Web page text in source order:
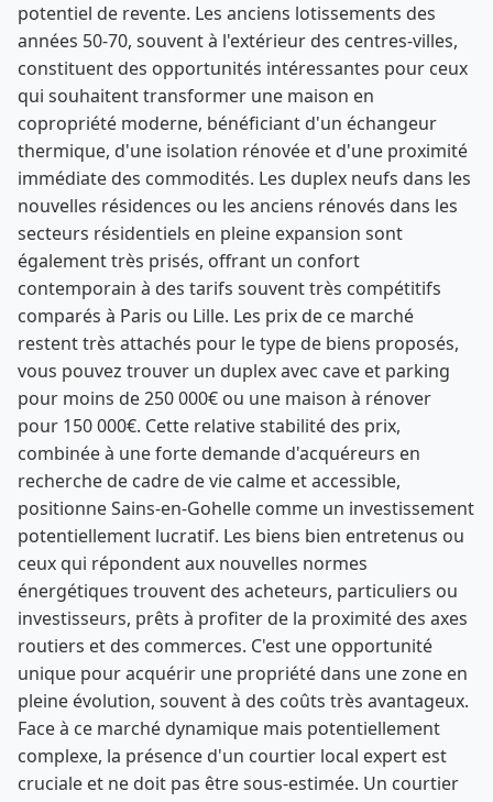
potentiel de revente. Les anciens lotissements des
années 50-70, souvent à l'extérieur des centres-villes,
constituent des opportunités intéressantes pour ceux
qui souhaitent transformer une maison en
copropriété moderne, bénéficiant d'un échangeur
thermique, d'une isolation rénovée et d'une proximité
immédiate des commodités. Les duplex neufs dans les
nouvelles résidences ou les anciens rénovés dans les
secteurs résidentiels en pleine expansion sont
également très prisés, offrant un confort
contemporain à des tarifs souvent très compétitifs
comparés à Paris ou Lille. Les prix de ce marché
restent très attachés pour le type de biens proposés,
vous pouvez trouver un duplex avec cave et parking
pour moins de 250 000€ ou une maison à rénover
pour 150 000€. Cette relative stabilité des prix,
combinée à une forte demande d'acquéreurs en
recherche de cadre de vie calme et accessible,
positionne Sains-en-Gohelle comme un investissement
potentiellement lucratif. Les biens bien entretenus ou
ceux qui répondent aux nouvelles normes
énergétiques trouvent des acheteurs, particuliers ou
investisseurs, prêts à profiter de la proximité des axes
routiers et des commerces. C'est une opportunité
unique pour acquérir une propriété dans une zone en
pleine évolution, souvent à des coûts très avantageux.
Face à ce marché dynamique mais potentiellement
complexe, la présence d'un courtier local expert est
cruciale et ne doit pas être sous-estimée. Un courtier